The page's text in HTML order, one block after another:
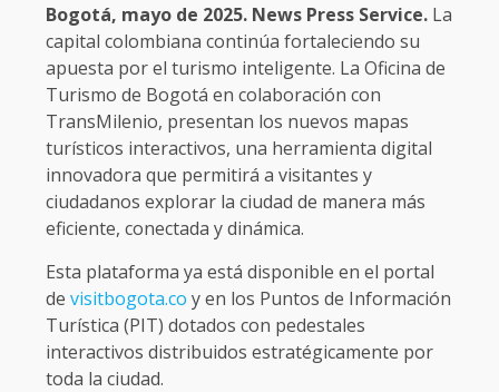
Bogotá, mayo de 2025. News Press Service. La
capital colombiana continúa fortaleciendo su
apuesta por el turismo inteligente. La Oficina de
Turismo de Bogotá en colaboración con
TransMilenio, presentan los nuevos mapas
turísticos interactivos, una herramienta digital
innovadora que permitirá a visitantes y
ciudadanos explorar la ciudad de manera más
eficiente, conectada y dinámica.
Esta plataforma ya está disponible en el portal
de visitbogota.co y en los Puntos de Información
Turística (PIT) dotados con pedestales
interactivos distribuidos estratégicamente por
toda la ciudad.